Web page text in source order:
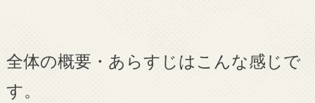
全体の概要・あらすじはこんな感じで
す。